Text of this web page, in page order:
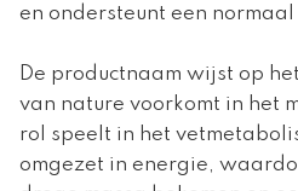
en ondersteunt een
De productnaam wijst op
van nature voorkomt in het
rol speelt in het
omgezet in energie,